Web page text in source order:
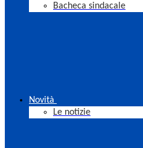
Bacheca sindacale
Novità
Le notizie